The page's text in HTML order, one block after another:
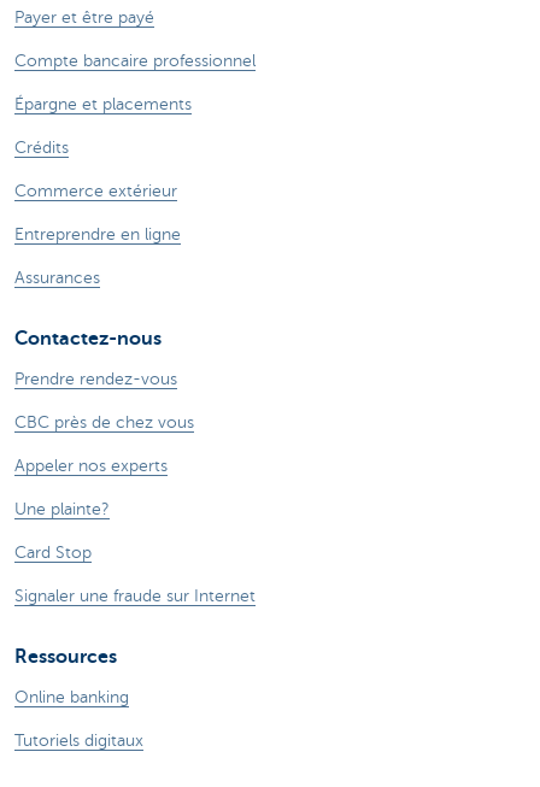
Payer et être payé
Compte bancaire professionnel
Épargne et placements
Crédits
Commerce extérieur
Entreprendre en ligne
Assurances
Contactez-nous
Prendre rendez-vous
CBC près de chez vous
Appeler nos experts
Une plainte?
Card Stop
Signaler une fraude sur Internet
Ressources
Online banking
Tutoriels digitaux